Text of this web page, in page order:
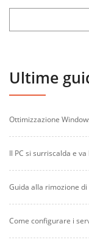
Ultime
Ottimizzazione
Il PC si surriscalda e
Guida alla rimozione
Come configurare i